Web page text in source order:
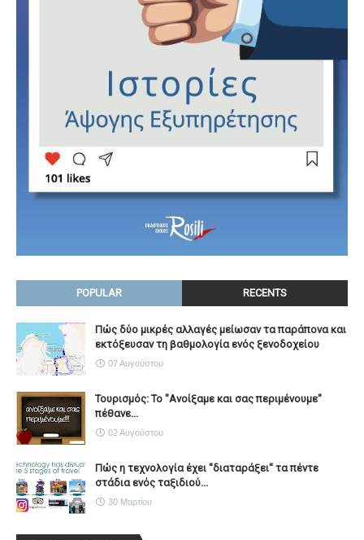
POPULAR RECENTS
Πώς δύο μικρές αλλαγές μείωσαν τα παράπονα και
εκτόξευσαν τη βαθμολογία ενός ξενοδοχείου
07 Αυγούστου
Τουρισμός: Το "Ανοίξαμε και σας περιμένουμε"
πέθανε...
02 Αυγούστου
Πώς η τεχνολογία έχει ''διαταράξει'' τα πέντε
στάδια ενός ταξιδιού...
30 Μαρτίου